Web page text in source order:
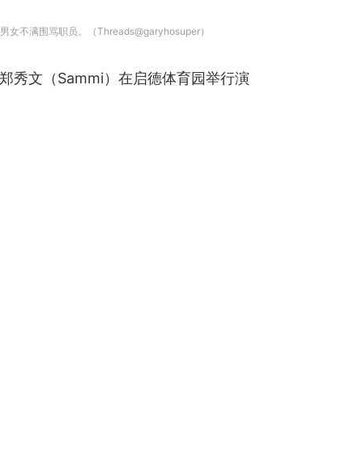
女不满围骂职员。（Threads@garyhosuper）
秀文（Sammi）在启德体育园举行演